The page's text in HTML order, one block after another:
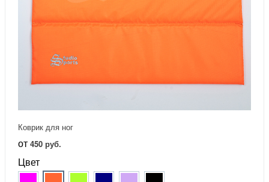
Коврик для ног
от 450 руб.
Цвет